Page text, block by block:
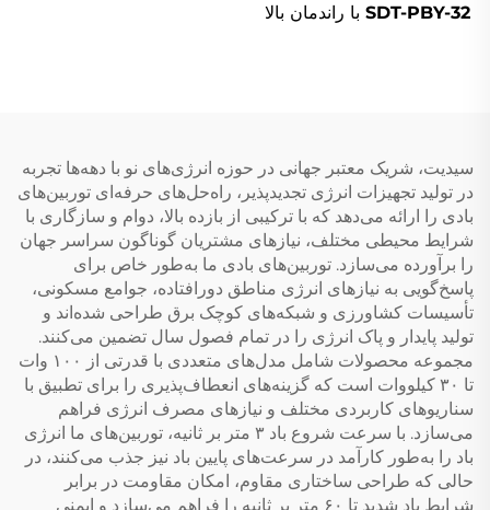
SDT-PBY-32 با راندمان بالا
سیدیت، شریک معتبر جهانی در حوزه انرژی‌های نو با دهه‌ها تجربه
در تولید تجهیزات انرژی تجدیدپذیر، راه‌حل‌های حرفه‌ای توربین‌های
بادی را ارائه می‌دهد که با ترکیبی از بازده بالا، دوام و سازگاری با
شرایط محیطی مختلف، نیازهای مشتریان گوناگون سراسر جهان
را برآورده می‌سازد. توربین‌های بادی ما به‌طور خاص برای
پاسخ‌گویی به نیازهای انرژی مناطق دورافتاده، جوامع مسکونی،
تأسیسات کشاورزی و شبکه‌های کوچک برق طراحی شده‌اند و
تولید پایدار و پاک انرژی را در تمام فصول سال تضمین می‌کنند.
مجموعه محصولات شامل مدل‌های متعددی با قدرتی از ۱۰۰ وات
تا ۳۰ کیلووات است که گزینه‌های انعطاف‌پذیری را برای تطبیق با
سناریوهای کاربردی مختلف و نیازهای مصرف انرژی فراهم
می‌سازد. با سرعت شروع باد ۳ متر بر ثانیه، توربین‌های ما انرژی
باد را به‌طور کارآمد در سرعت‌های پایین باد نیز جذب می‌کنند، در
حالی که طراحی ساختاری مقاوم، امکان مقاومت در برابر
شرایط باد شدید تا ۶۰ متر بر ثانیه را فراهم می‌سازد و ایمنی